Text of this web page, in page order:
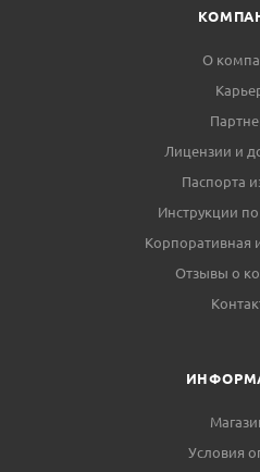
О
Лицензии и
Паспорта
Инструкции
Корпоративная
Отзывы о
Условия